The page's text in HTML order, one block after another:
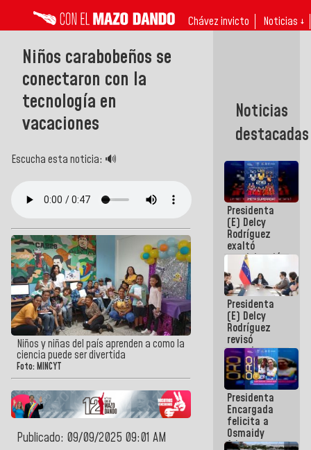
Chávez invicto Noticias ↓
Niños carabobeños se
conectaron con la
tecnología en
vacaciones
Escucha esta noticia: 🔊
Niños y niñas del país aprenden a como la
ciencia puede ser divertida
Foto: MINCYT
Publicado: 09/09/2025 09:01 AM
Noticias
destacadas
Presidenta
(E) Delcy
Rodríguez
exaltó
participación
de
Venezuela
en Juegos
Centroamericanos
y del Caribe
2026
Presidenta
(E) Delcy
Rodríguez
revisó
agenda
económica y
ejecución de
fondos de
emergencia
post-sismos
Presidenta
Encargada
felicita a
Osmaidy
Arias y